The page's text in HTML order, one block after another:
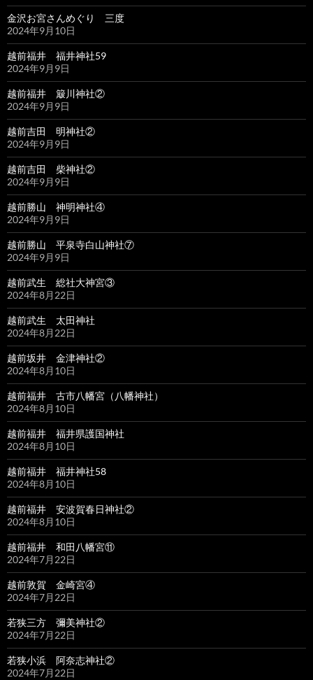
金沢お宮さんめぐり 三度
2024年9月10日
越前福井 福井神社59
2024年9月9日
越前福井 簸川神社②
2024年9月9日
越前吉田 明神社②
2024年9月9日
越前吉田 柴神社②
2024年9月9日
越前勝山 神明神社④
2024年9月9日
越前勝山 平泉寺白山神社⑦
2024年9月9日
越前武生 総社大神宮③
2024年8月22日
越前武生 太田神社
2024年8月22日
越前坂井 金津神社②
2024年8月10日
越前福井 古市八幡宮（八幡神社）
2024年8月10日
越前福井 福井県護国神社
2024年8月10日
越前福井 福井神社58
2024年8月10日
越前福井 安波賀春日神社②
2024年8月10日
越前福井 和田八幡宮⑪
2024年7月22日
越前敦賀 金崎宮④
2024年7月22日
若狭三方 彌美神社②
2024年7月22日
若狭小浜 阿奈志神社②
2024年7月22日